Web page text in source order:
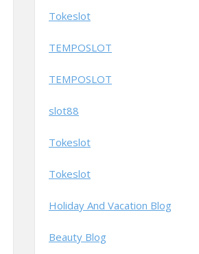
Tokeslot
TEMPOSLOT
TEMPOSLOT
slot88
Tokeslot
Tokeslot
Holiday And Vacation Blog
Beauty Blog